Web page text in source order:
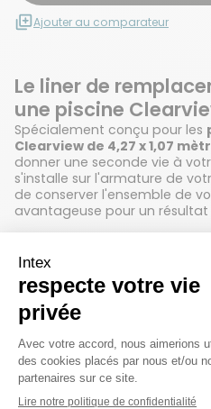
Ajouter au comparateur
Le liner de
une piscine
Spécialement conçu pour les
Clearview de 4,27 x 1,07
donner une seconde vie à
s'installe sur l'armature de
de conserver l'ensemble de
avantageuse pour un
vérifier la référence du liner
Détails techniques